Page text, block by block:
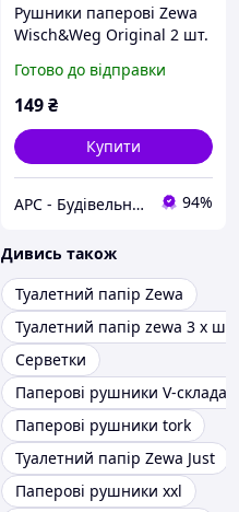
Рушники паперові Zewa
Wisch&Weg Original 2 шт.
Готово до відправки
149₴
Купити
АРС - Будівельний інтернет-гіпермаркет 94%
Дивись також
Туалетний папір Zewa
Туалетний папір zewa 3 х
Серветки
Паперові рушники V-
Паперові рушники tork
Туалетний папір Zewa Just
Паперові рушники xxl